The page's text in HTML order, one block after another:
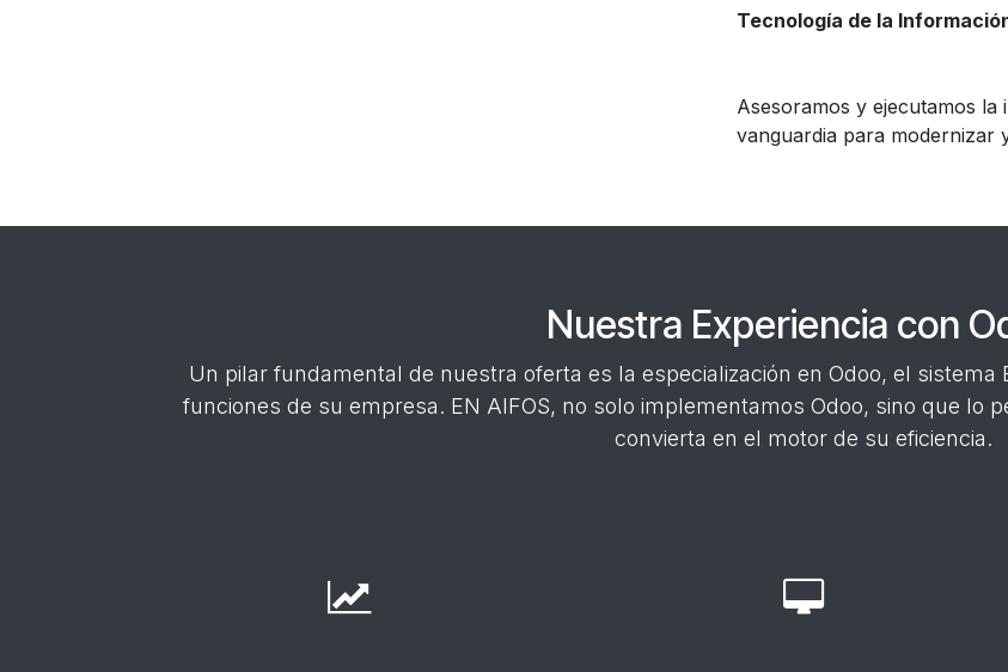
Tecnología de la
Asesoramos y ejecutamos la
vanguardia para modernizar
Nuestra Experiencia con
Un pilar fundamental de nuestra oferta es la especialización en Odoo, el sistema
funciones de su empresa. EN AIFOS, no solo implementamos Odoo, sino que lo
convierta en el motor de su eficiencia.